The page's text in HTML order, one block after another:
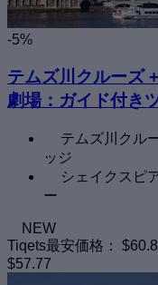
-5%
テムズ川クルーズ
劇場：ガイド付き
テムズ川クル
ッジ
シェイクスピ
ー
NEW
Tiqets最安価格：
$57.77